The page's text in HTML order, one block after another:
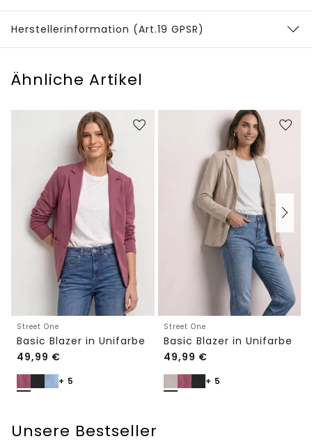
Herstellerinformation (Art.19 GPSR)
Ähnliche Artikel
Street One
Basic Blazer in Unifarbe
49,99 €
+ 5
Street One
Basic Blazer in Unifarbe
49,99 €
+ 5
Unsere Bestseller